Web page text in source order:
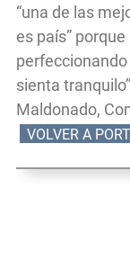
“una de las
es país”
sienta
Maldonado,
VOLVER A